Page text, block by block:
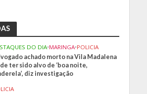
DO DIA•MARINGA•POLICIA
achado morto na Vila Madalena
ter sido alvo de ‘boa noite,
diz investigação